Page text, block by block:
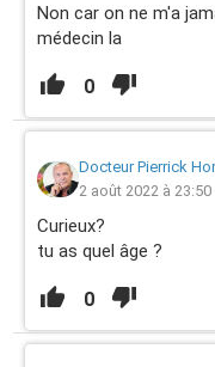
Non car on ne m'a
médecin la
0
Docteur Pierrick
2 août 2022 à 23:50
Curieux?
tu as quel âge ?
0